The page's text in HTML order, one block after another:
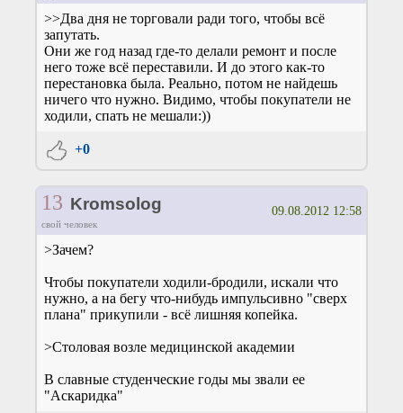
>>Два дня не торговали ради того, чтобы всё
запутать.
Они же год назад где-то делали ремонт и после
него тоже всё переставили. И до этого как-то
перестановка была. Реально, потом не найдешь
ничего что нужно. Видимо, чтобы покупатели не
ходили, спать не мешали:))
+0
13 Kromsolog
свой человек
09.08.2012 12:58
>Зачем?
Чтобы покупатели ходили-бродили, искали что
нужно, а на бегу что-нибудь импульсивно "сверх
плана" прикупили - всё лишняя копейка.
>Столовая возле медицинской академии
В славные студенческие годы мы звали ее
"Аскаридка"